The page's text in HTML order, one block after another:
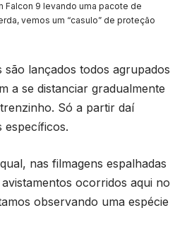
Falcon 9 levando uma pacote de
vemos um “casulo” de proteção
lançados todos agrupados
a se distanciar gradualmente
Só a partir daí
específicos.
nas filmagens espalhadas
ocorridos aqui no
observando uma espécie